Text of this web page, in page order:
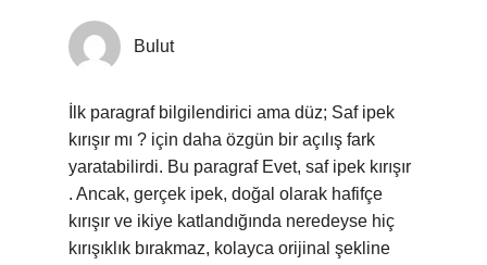
Bulut
İlk paragraf bilgilendirici ama düz; Saf ipek
kırışır mı ? için daha özgün bir açılış fark
yaratabilirdi. Bu paragraf Evet, saf ipek kırışır
. Ancak, gerçek ipek, doğal olarak hafifçe
kırışır ve ikiye katlandığında neredeyse hiç
kırışıklık bırakmaz, kolayca orijinal şekline